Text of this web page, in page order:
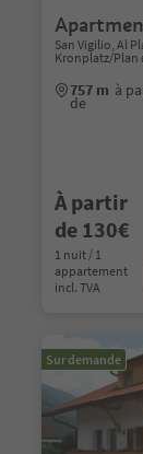
San Vigilio, Al
Kronplatz/Plan
757 m à
de
À partir
de 130€
1 nuit / 1
appartement
incl. TVA
Sur demande